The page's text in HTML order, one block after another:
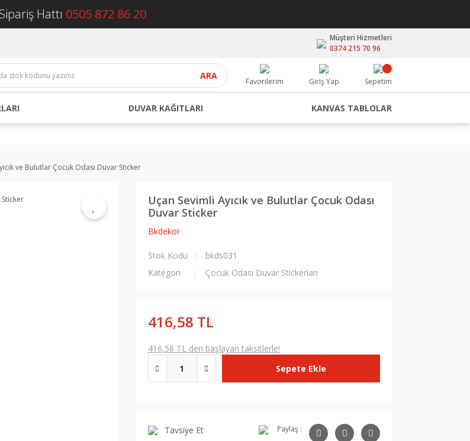
Sipariş Hattı 0505 872 86 20
Müşteri Hizmetleri
0374 215 70 96
ARA
Favorilerim Giriş Yap Sepetim
DUVAR KAĞITLARI KANVAS TABLOLAR
ve Bulutlar Çocuk Odası Duvar Sticker
Uçan Sevimli Ayıcık ve Bulutlar Çocuk Odası
Duvar Sticker
Bkdekor
Stok Kodu
bkds031
Kategori
Çocuk Odası Duvar Stickerları
416,58 TL
416,58 TL den başlayan taksitlerle!
Sepete Ekle
Tavsiye Et Paylaş :